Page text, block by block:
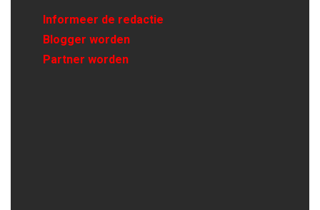
Informeer de redactie
Blogger worden
Partner worden